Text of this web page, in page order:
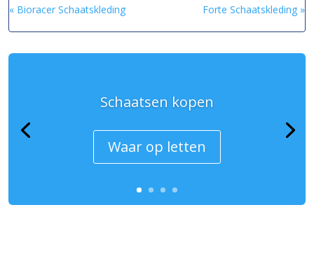
« Bioracer Schaatskleding Forte Schaatskleding »
Schaatsen kopen
Waar op letten